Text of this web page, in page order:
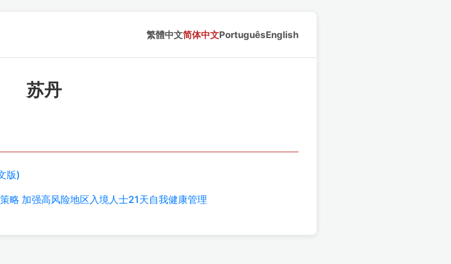
繁體中文简体中文PortuguêsEnglish
苏丹
版)
加强高风险地区入境人士21天自我健康管理